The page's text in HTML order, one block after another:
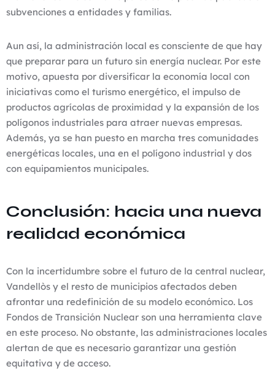
subvenciones a entidades y familias.
Aun así, la administración local es consciente de que hay
que preparar para un futuro sin energía nuclear. Por este
motivo, apuesta por diversificar la economía local con
iniciativas como el turismo energético, el impulso de
productos agrícolas de proximidad y la expansión de los
polígonos industriales para atraer nuevas empresas.
Además, ya se han puesto en marcha tres comunidades
energéticas locales, una en el polígono industrial y dos
con equipamientos municipales.
Conclusión: hacia una nueva
realidad económica
Con la incertidumbre sobre el futuro de la central nuclear,
Vandellòs y el resto de municipios afectados deben
afrontar una redefinición de su modelo económico. Los
Fondos de Transición Nuclear son una herramienta clave
en este proceso. No obstante, las administraciones locales
alertan de que es necesario garantizar una gestión
equitativa y de acceso.